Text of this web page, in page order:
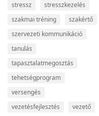
stressz
stresszkezelés
szakmai tréning
szakértő
szervezeti kommunikáció
tanulás
tapasztalatmegosztás
tehetségprogram
versengés
vezetésfejlesztés
vezető